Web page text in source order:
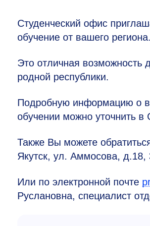
Студенческий офис
обучение от вашего региона.
Это отличная возможность
родной республики.
Подробную информацию о
обучении можно уточнить
Также Вы можете
Якутск, ул. Аммосова, д.18,
Или по электронной почте
Руслановна, специалист